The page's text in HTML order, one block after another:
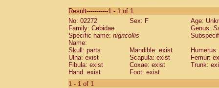
CebidaeSaguinus labiatus(0)
Cebidae Saguinus leucopus (0)
Cebidae
CebidaeSaguinus mystax
Cebidae Saguinus nigricollis (1)
Cebidae Saguinus oedipus
Cebidae Saguinus weddelli
Cebidae Saguinusspp.
Cebidae
Result-----------1 - 1 of 1
No: 02272
Sex: F
Age:
Family: Cebidae
Genus:
Specific name: nigricollis
Name:
Skull: parts
Mandible: exist
Ulna: exist
Scapula: exist
Femur:
Fibula: exist
Coxae: exist
Trunk:
Hand: exist
Foot: exist
1 - 1 of 1